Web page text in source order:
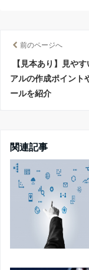
前のページへ
【見本あり】見や
アルの作成ポイント
ールを紹介
関連記事